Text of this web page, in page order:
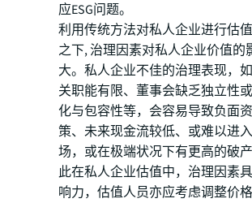
应ESG问题。
利用传统方法对私人企业进行估
之下, 治理因素对私人企业价值的
大。私人企业不佳的治理表现，
关职能有限、董事会缺乏独立性
化与包容性等，会容易导致负面
策、未来现金流较低、或难以进
场，或在极端状况下有更高的破
此在私人企业估值中，治理因素
响力，估值人员亦应考虑调整价